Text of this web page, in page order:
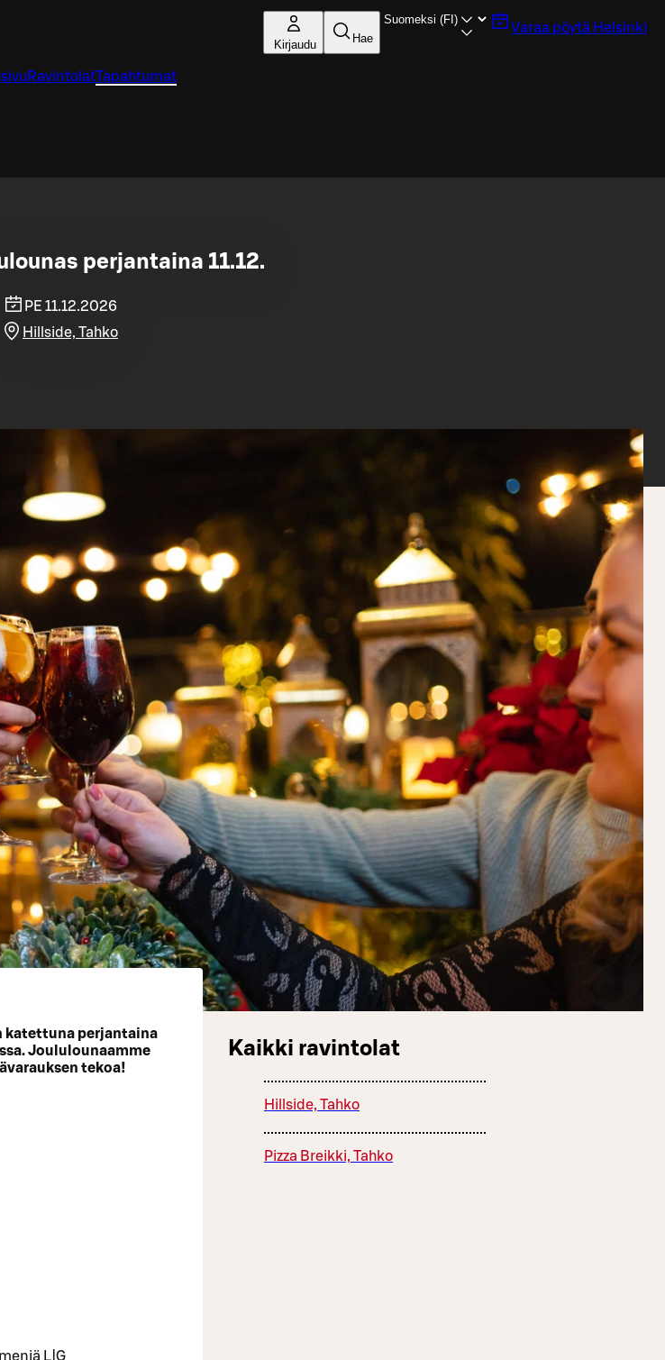
Kirjaudu Hae
Varaa pöytä Helsinki
RavintolatTapahtumat
perjantaina 11.12.
PE 11.12.2026
Hillside, Tahko
katettuna perjantaina
Joululounaamme
tekoa!
L|G
Kaikki ravintolat
Hillside, Tahko
Pizza Breikki, Tahko